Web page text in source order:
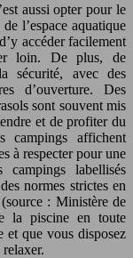
aussi opter pour le
l’espace aquatique
accéder facilement
loin. De plus, de
sécurité, avec des
d’ouverture. Des
sont souvent mis
et de profiter du
campings affichent
à respecter pour une
labellisés
normes strictes en
: Ministère de
la piscine en toute
et que vous disposez